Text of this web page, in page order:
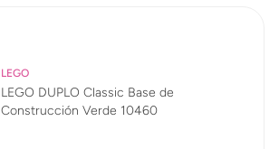
LEGO
LEGO DUPLO Classic Base de
Construcción Verde 10460